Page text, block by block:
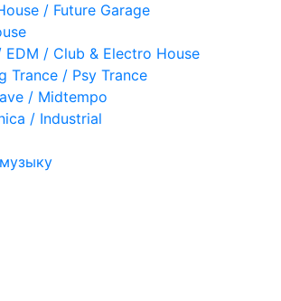
/ Future Garage
EDM / Club & Electro House
Trance / Psy Trance
/ Midtempo
/ Industrial